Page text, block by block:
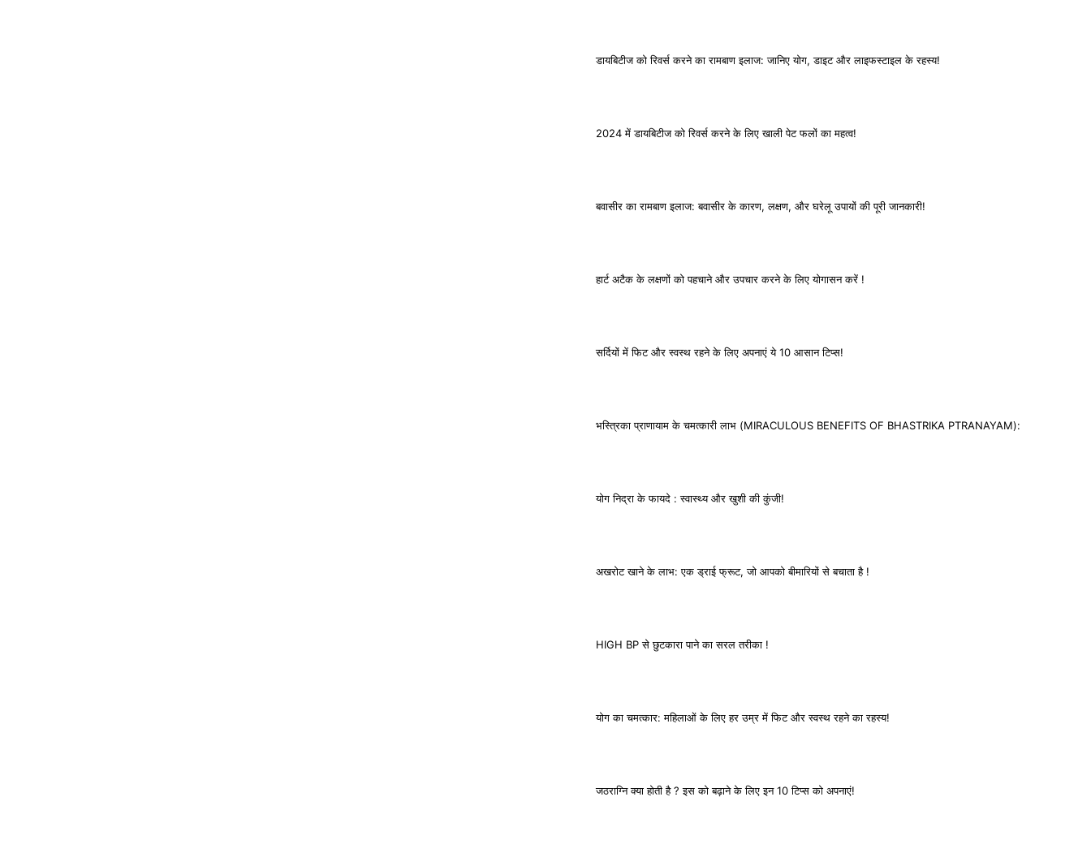
डायबिटीज को रिवर्स करने का रामबाण इलाज: जानिए योग, डाइट और लाइफस्टाइल के रहस्य!
2024 में डायबिटीज को रिवर्स करने के लिए खाली पेट फलों का महत्व!
बवासीर का रामबाण इलाज: बवासीर के कारण, लक्षण, और घरेलू उपायों की पूरी जानकारी!
हार्ट अटैक के लक्षणों को पहचाने और उपचार करने के लिए योगासन करें !
सर्दियों में फिट और स्वस्थ रहने के लिए अपनाएं ये 10 आसान टिप्स!
भस्त्रिका प्राणायाम के चमत्कारी लाभ (MIRACULOUS BENEFITS OF BHASTRIKA PTRANAYAM):
योग निद्रा के फायदे : स्वास्थ्य और खुशी की कुंजी!
अखरोट खाने के लाभ: एक ड्राई फ्रूट, जो आपको बीमारियों से बचाता है !
HIGH BP से छुटकारा पाने का सरल तरीका !
योग का चमत्कार: महिलाओं के लिए हर उम्र में फिट और स्वस्थ रहने का रहस्य!
जठराग्नि क्या होती है ? इस को बढ़ाने के लिए इन 10 टिप्स को अपनाएं!